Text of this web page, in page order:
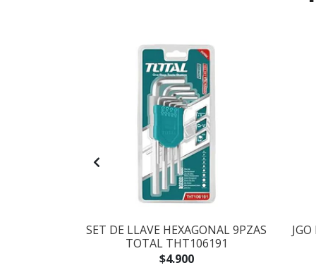
SET DE LLAVE HEXAGONAL 9PZAS
TOTAL THT106191
$4.900